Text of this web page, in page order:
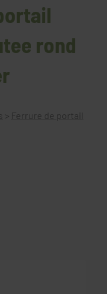
rond
> Ferrure de portail